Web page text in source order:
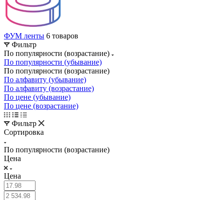
ФУМ ленты 6 товаров
Фильтр
По популярности (возрастание)
По популярности (убывание)
По популярности (возрастание)
По алфавиту (убывание)
По алфавиту (возрастание)
По цене (убывание)
По цене (возрастание)
Фильтр
Сортировка
По популярности (возрастание)
Цена
Цена